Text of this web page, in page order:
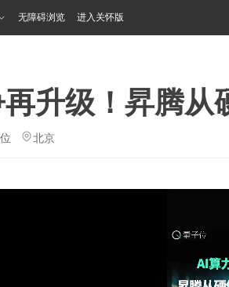
无障碍浏览 进入关怀版
升级！昇腾从
北京